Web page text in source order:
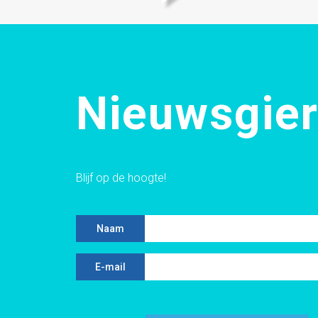
Blijf op de hoogte!
Naam
E-mail